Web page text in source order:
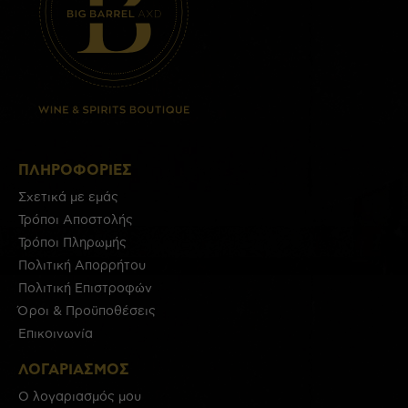
ΠΛΗΡΟΦΟΡΊΕΣ
Σχετικά με εμάς
Τρόποι Αποστολής
Τρόποι Πληρωμής
Πολιτική Απορρήτου
Πολιτική Επιστροφών
Όροι & Προϋποθέσεις
Επικοινωνία
ΛΟΓΑΡΙΑΣΜΟΣ
Ο λογαριασμός μου